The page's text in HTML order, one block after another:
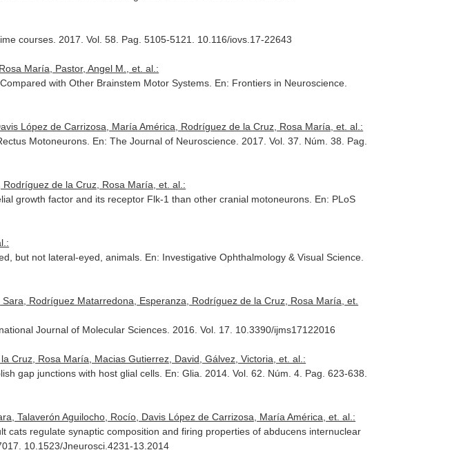
courses. 2017. Vol. 58. Pag. 5105-5121. 10.116/iovs.17-22643
María, Pastor, Angel M., et. al.:
with Other Brainstem Motor Systems. En: Frontiers in Neuroscience
López de Carrizosa, María América, Rodríguez de la Cruz, Rosa María, et. al.:
Motoneurons. En: The Journal of Neuroscience . 2017. Vol. 37. Núm. 38. Pag.
de la Cruz, Rosa María, et. al.:
growth factor and its receptor Flk-1 than other cranial motoneurons. En: PLoS
but not lateral-eyed, animals. En: Investigative Ophthalmology & Visual Science
Rodríguez Matarredona, Esperanza, Rodríguez de la Cruz, Rosa María, et.
Journal of Molecular Sciences . 2016. Vol. 17. 10.3390/ijms17122016
Cruz, Rosa María, Macias Gutierrez, David, Gálvez, Victoria, et. al.:
gap junctions with host glial cells. En: Glia . 2014. Vol. 62. Núm. 4. Pag. 623-638.
Talaverón Aguilocho, Rocío, Davis López de Carrizosa, María América, et. al.:
regulate synaptic composition and firing properties of abducens internuclear
10.1523/Jneurosci.4231-13.2014